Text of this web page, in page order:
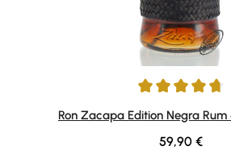
Durchschnittliche Bewertung von
Ron Zacapa Edition Negra Rum
Regulärer
59,90 €